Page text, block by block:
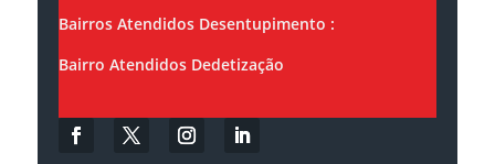
Bairros Atendidos Desentupimento :
Bairro Atendidos Dedetização